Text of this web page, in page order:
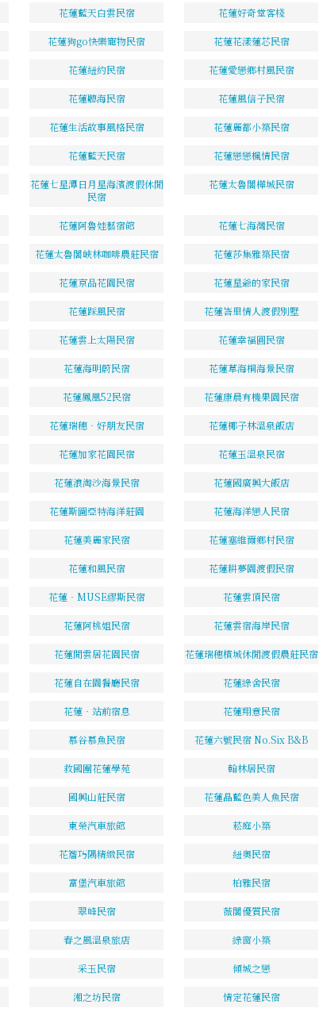
花蓮藍天白雲民宿 花蓮好奇堂客棧
花蓮狗go快樂寵物民宿 花蓮花漾蓮芯民宿
花蓮紐約民宿 花蓮愛戀鄉村風民宿
花蓮聽海民宿 花蓮風信子民宿
花蓮生活故事風格民宿 花蓮麗都小築民宿
花蓮藍天民宿 花蓮戀戀楓情民宿
花蓮七星潭日月星海濱渡假休閒
民宿
花蓮太魯閣樺城民宿
花蓮阿魯娃藝宿館 花蓮七海灣民宿
花蓮太魯閣峽林咖啡農莊民宿 花蓮莎集雅築民宿
花蓮京品花園民宿 花蓮星爺的家民宿
花蓮踩風民宿 花蓮峇里情人渡假別墅
花蓮雲上太陽民宿 花蓮幸福圓民宿
花蓮海明蔚民宿 花蓮草海桐海景民宿
花蓮鳳凰52民宿 花蓮康晨有機果園民宿
花蓮瑞穗‧好朋友民宿 花蓮椰子林溫泉飯店
花蓮加家花園民宿 花蓮玉溫泉民宿
花蓮浪淘沙海景民宿 花蓮國廣興大飯店
花蓮斯圖亞特海洋莊園 花蓮海洋戀人民宿
花蓮美麗家民宿 花蓮塞維爾鄉村民宿
花蓮和風民宿 花蓮耕夢園渡假民宿
花蓮‧MUSE繆斯民宿 花蓮雲頂民宿
花蓮阿桃姐民宿 花蓮雲宿海岸民宿
花蓮閒雲居花園民宿 花蓮瑞穗檳城休閒渡假農莊民宿
花蓮自在園餐廳民宿 花蓮綠舍民宿
花蓮‧站前宿息 花蓮翔意民宿
慕谷慕魚民宿 花蓮六號民宿 No.Six B&B
救國團花蓮學苑 翰林居民宿
國興山莊民宿 花蓮晶藍色美人魚民宿
東榮汽車旅館 菘庭小築
花簷巧隅精緻民宿 紐奧民宿
富堡汽車旅館 柏雅民宿
翠峰民宿 薇閣優質民宿
春之風溫泉旅店 綠窗小築
采玉民宿 傾城之戀
湘之坊民宿 情定花蓮民宿